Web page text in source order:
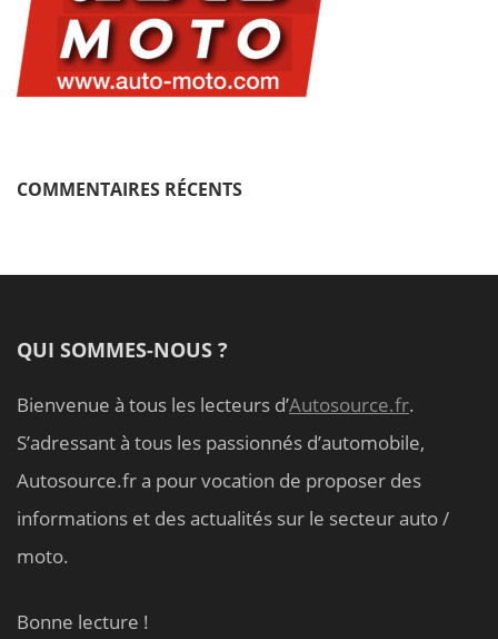
COMMENTAIRES RÉCENTS
QUI SOMMES-NOUS ?
Bienvenue à tous les lecteurs d’Autosource.fr.
S’adressant à tous les passionnés d’automobile,
Autosource.fr a pour vocation de proposer des
informations et des actualités sur le secteur auto /
moto.
Bonne lecture !